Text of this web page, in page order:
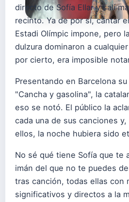
directo de Sofía Ellar y salí
recinto. Ya de por sí, cantar
Estadi Olímpic impone, pero
dulzura dominaron a
por cierto, era imposible
Presentando en Barcelona
"Cancha y gasolina", la
eso se notó. El público la
cada una de sus canciones
ellos, la noche hubiera sido
No sé qué tiene Sofía que te
imán del que no te puedes
tras canción, todas ellas con
significativos y directos a la